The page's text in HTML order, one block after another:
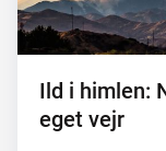
Ild i himlen:
eget vejr